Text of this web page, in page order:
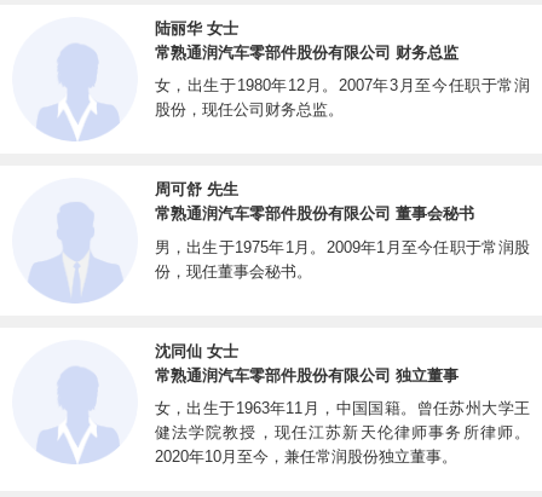
型连锁商超、汽车修配连锁店。公司与福特汽车、通用汽车、大众集团、雷诺、日
产等国际知名汽车厂商建立了长期合作关系，自2015年起，公司螺旋千斤顶在国
内及全球螺旋千斤顶市场的占有率位列第一并一直保持至今。2021年，公司随车
配套千斤顶的全球乘用车市场占有率约为20%，国内市场占有率超35%。公司旗
有“BIGRED”、“BLACKJACK”、“TCE”、“YELLOWJACKET”、“ROADDAWG”等
众多知名品牌，其中“BIGRED”品牌在全球千斤顶行业有很高的知名度。
公司是中国重型机械工业协会千斤顶分会理事长单位、全国起重机械标准化技
术委员会千斤顶工作组组长单位，承担千斤顶国家标准、行业标准的制订和修订工
公司产品质量良好，达到了包括美国ASME、英国BS、澳大利亚AS等各主要
和作为整车厂一级供应商所必要的IATF16949质量认证。公司产品获得了客户的广
泛认可，取得了福特汽车“全球Q1供应商”、Walmart2018年度、2019年度及2020
陆丽华 女士
常熟通润汽车零部件股份有限公司 财务总监
女，出生于1980年12月。2007年3月至今任职于常润
股份，现任公司财务总监。
周可舒 先生
常熟通润汽车零部件股份有限公司 董事会秘书
男，出生于1975年1月。2009年1月至今任职于常润股
份，现任董事会秘书。
沈同仙 女士
常熟通润汽车零部件股份有限公司 独立董事
女，出生于1963年11月，中国国籍。曾任苏州大学王
健法学院教授，现任江苏新天伦律师事务所律师。
2020年10月至今，兼任常润股份独立董事。